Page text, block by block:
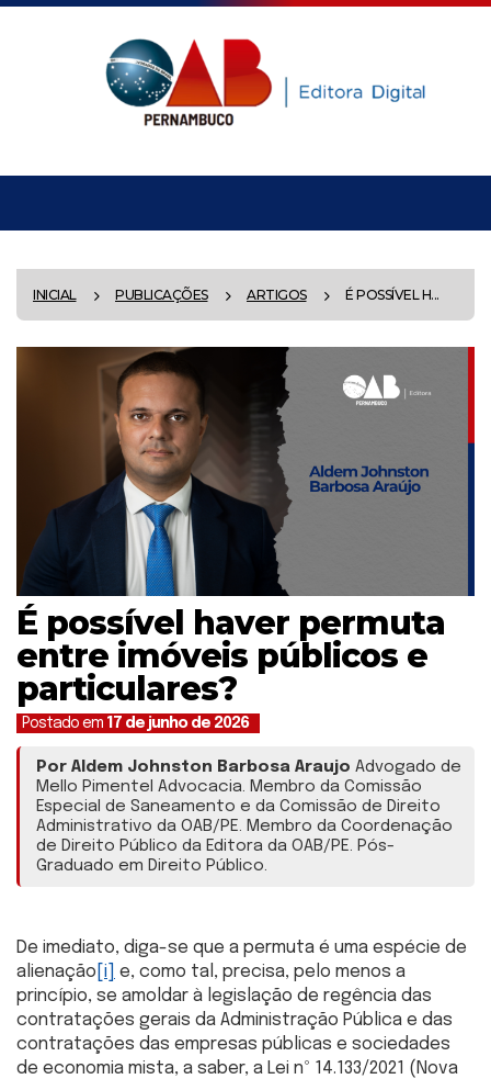
INICIAL PUBLICAÇÕES ARTIGOS É POSSÍVEL H...
É possível haver permuta
entre imóveis públicos e
particulares?
Postado em 17 de junho de 2026
Por Aldem Johnston Barbosa Araujo Advogado de
Mello Pimentel Advocacia. Membro da Comissão
Especial de Saneamento e da Comissão de Direito
Administrativo da OAB/PE. Membro da Coordenação
de Direito Público da Editora da OAB/PE. Pós-
Graduado em Direito Público.
De imediato, diga-se que a permuta é uma espécie de
alienação [i]
e, como tal, precisa, pelo menos a
princípio, se amoldar à legislação de regência das
contratações gerais da Administração Pública e das
contratações das empresas públicas e sociedades
de economia mista, a saber, a Lei nº 14.133/2021 (Nova